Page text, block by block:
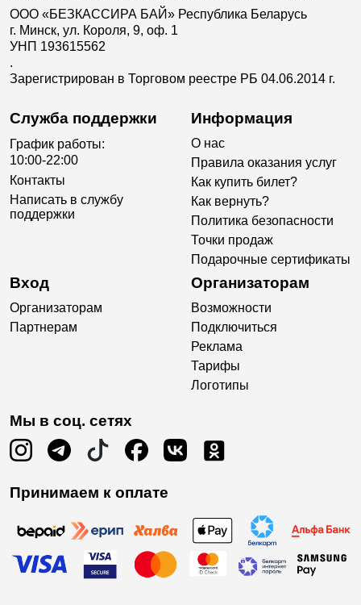
ООО «БЕЗКАССИРА БАЙ» Республика Беларусь
г. Минск, ул. Короля, 9, оф. 1
УНП 193615562
.
Зарегистрирован в Торговом реестре РБ 04.06.2014 г.
Служба поддержки
График работы:
10:00-22:00
Контакты
Написать в службу
поддержки
Информация
О нас
Правила оказания услуг
Как купить билет?
Как вернуть?
Политика безопасности
Точки продаж
Подарочные сертификаты
Вход
Организаторам
Партнерам
Организаторам
Возможности
Подключиться
Реклама
Тарифы
Логотипы
Мы в соц. сетях
Принимаем к оплате